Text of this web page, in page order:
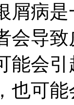
屑病
会导
能会
也可